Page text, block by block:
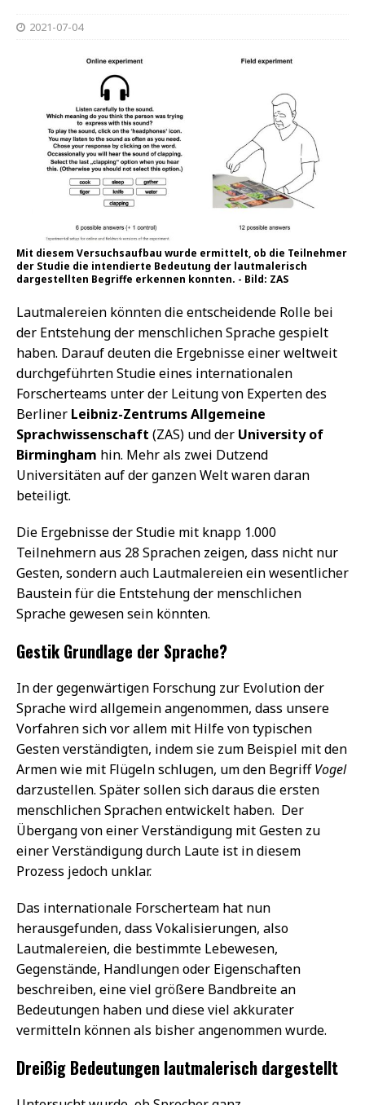
2021-07-04
Mit diesem Versuchsaufbau wurde ermittelt, ob die Teilnehmer
der Studie die intendierte Bedeutung der lautmalerisch
dargestellten Begriffe erkennen konnten. - Bild: ZAS
Lautmalereien könnten die entscheidende Rolle bei
der Entstehung der menschlichen Sprache gespielt
haben. Darauf deuten die Ergebnisse einer weltweit
durchgeführten Studie eines internationalen
Forscherteams unter der Leitung von Experten des
Berliner Leibniz-Zentrums Allgemeine
Sprachwissenschaft (ZAS) und der University of
Birmingham hin. Mehr als zwei Dutzend
Universitäten auf der ganzen Welt waren daran
beteiligt.
Die Ergebnisse der Studie mit knapp 1.000
Teilnehmern aus 28 Sprachen zeigen, dass nicht nur
Gesten, sondern auch Lautmalereien ein wesentlicher
Baustein für die Entstehung der menschlichen
Sprache gewesen sein könnten.
Gestik Grundlage der Sprache?
In der gegenwärtigen Forschung zur Evolution der
Sprache wird allgemein angenommen, dass unsere
Vorfahren sich vor allem mit Hilfe von typischen
Gesten verständigten, indem sie zum Beispiel mit den
Armen wie mit Flügeln schlugen, um den BegriffVogel
darzustellen. Später sollen sich daraus die ersten
menschlichen Sprachen entwickelt haben. Der
Übergang von einer Verständigung mit Gesten zu
einer Verständigung durch Laute ist in diesem
Prozess jedoch unklar.
Das internationale Forscherteam hat nun
herausgefunden, dass Vokalisierungen, also
Lautmalereien, die bestimmte Lebewesen,
Gegenstände, Handlungen oder Eigenschaften
beschreiben, eine viel größere Bandbreite an
Bedeutungen haben und diese viel akkurater
vermitteln können als bisher angenommen wurde.
Dreißig Bedeutungen lautmalerisch dargestellt